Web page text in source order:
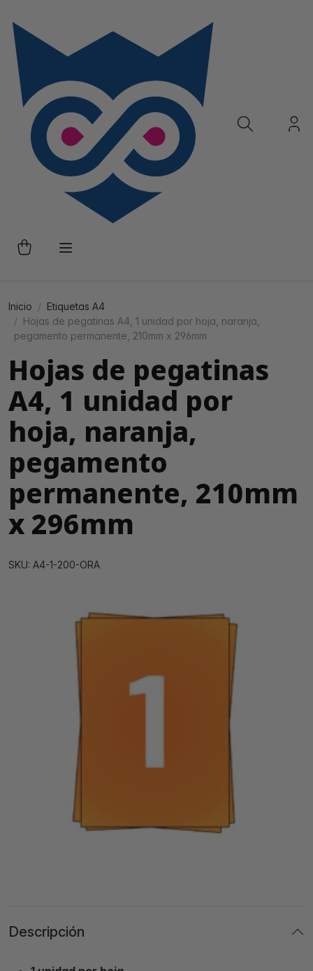
Inicio
Etiquetas A4
Hojas de pegatinas A4, 1 unidad por hoja, naranja,
pegamento permanente, 210mm x 296mm
Hojas de pegatinas
A4, 1 unidad por
hoja, naranja,
pegamento
permanente, 210mm
x 296mm
SKU: A4-1-200-ORA
Descripción